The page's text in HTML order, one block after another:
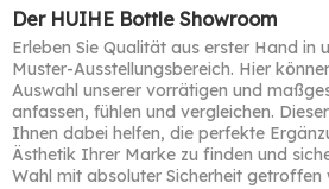
Der HUIHE Bottle Showroom
Erleben Sie Qualität aus erster Hand in
Muster-Ausstellungsbereich. Hier
Auswahl unserer vorrätigen und
anfassen, fühlen und vergleichen.
Ihnen dabei helfen, die perfekte
Ästhetik Ihrer Marke zu finden und
Wahl mit absoluter Sicherheit getroffen